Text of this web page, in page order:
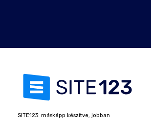
SITE123: másképp készítve, jobban